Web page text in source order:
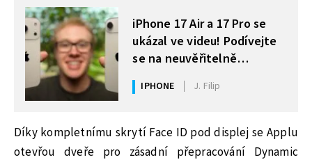
MOHLO BY VÁS ZAJÍMAT
iPhone 17 Air a 17 Pro se
ukázal ve videu! Podívejte
se na neuvěřitelně
realistické makety
IPHONE J. Filip
Díky kompletnímu skrytí Face ID pod displej se Applu
otevřou dveře pro zásadní přepracování Dynamic